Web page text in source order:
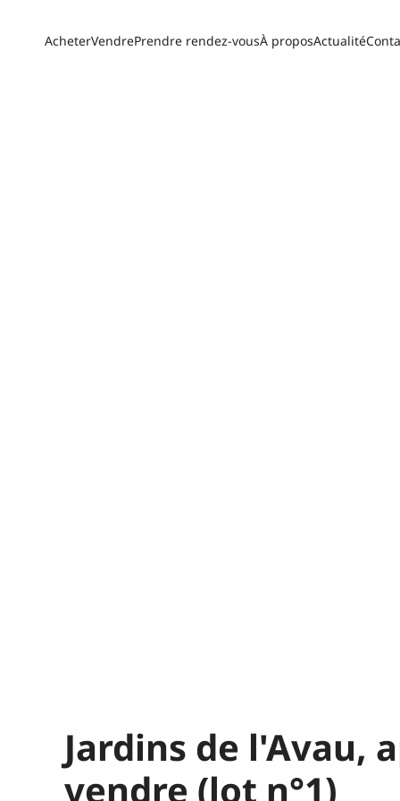
AcheterVendrePrendre rendez-vousÀ proposActualité
Jardins de l'Avau,
vendre (lot n°1)